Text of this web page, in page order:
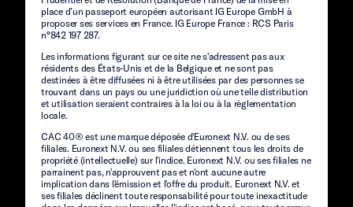
place d’un passeport européen autorisant IG Europe GmbH à
proposer ses services en France. IG Europe France : RCS Paris
n°842 197 287.
Les informations figurant sur ce site ne s'adressent pas aux
résidents des États-Unis et de la Belgique et ne sont pas
destinées à être diffusées ni à être utilisées par des personnes se
trouvant dans un pays ou une juridiction où une telle distribution
et utilisation seraient contraires à la loi ou à la règlementation
locale.
CAC 40® est une marque déposée d'Euronext N.V. ou de ses
filiales. Euronext N.V. ou ses filiales détiennent tous les droits de
propriété (intellectuelle) sur l'indice. Euronext N.V. ou ses filiales ne
parrainent pas, n'approuvent pas et n'ont aucune autre
implication dans l'émission et l'offre du produit. Euronext N.V. et
ses filiales déclinent toute responsabilité pour toute inexactitude